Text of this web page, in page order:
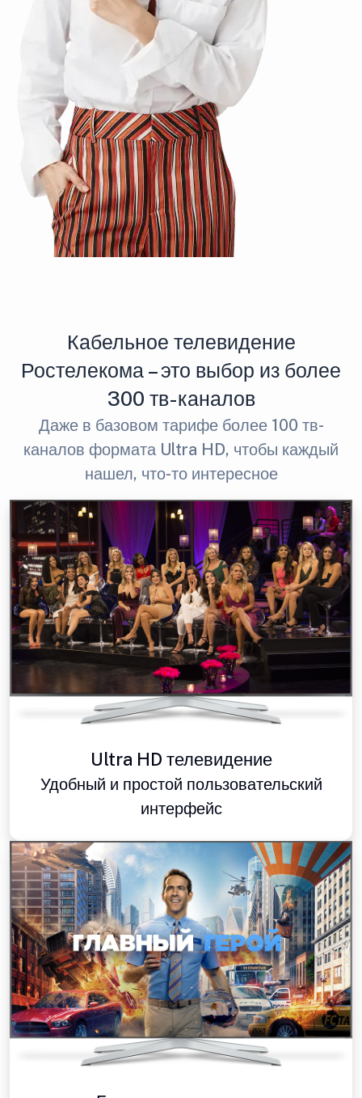
Кабельное телевидение
Ростелекома – это выбор из более
300 тв-каналов
Даже в базовом тарифе более 100 тв-
каналов формата Ultra HD, чтобы каждый
нашел, что-то интересное
Ultra HD телевидение
Удобный и простой пользовательский
интерфейс